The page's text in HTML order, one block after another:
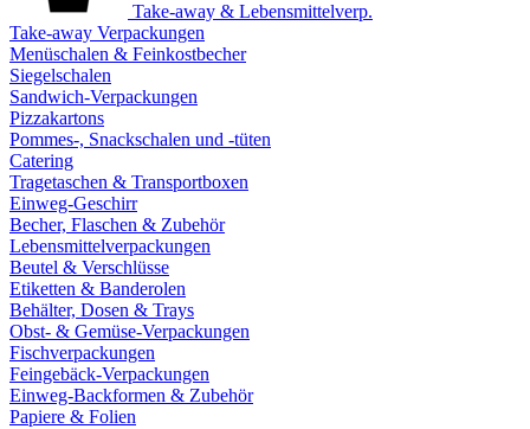
Take-away & Lebensmittelverp.
Take-away Verpackungen
Menüschalen & Feinkostbecher
Siegelschalen
Sandwich-Verpackungen
Pizzakartons
Pommes-, Snackschalen und -tüten
Catering
Tragetaschen & Transportboxen
Einweg-Geschirr
Becher, Flaschen & Zubehör
Lebensmittelverpackungen
Beutel & Verschlüsse
Etiketten & Banderolen
Behälter, Dosen & Trays
Obst- & Gemüse-Verpackungen
Fischverpackungen
Feingebäck-Verpackungen
Einweg-Backformen & Zubehör
Papiere & Folien